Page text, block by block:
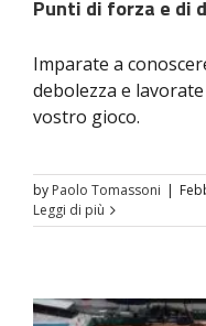
Punti di forza e di
Imparate a
debolezza e
vostro gioco.
by Paolo Tomassoni |
Leggi di più